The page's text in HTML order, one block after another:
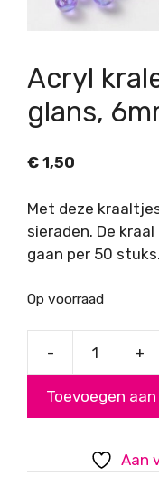
Acryl
glans,
€ 1,50
Met deze
sieraden. De
gaan per 50 stuks.
Op voorraad
- +
Toevoegen
Aan